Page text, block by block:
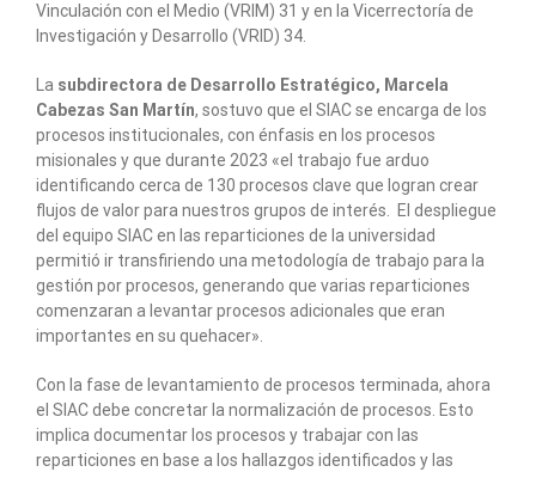
Vinculación con el Medio (VRIM) 31 y en la Vicerrectoría de
Investigación y Desarrollo (VRID) 34.
La subdirectora de Desarrollo Estratégico, Marcela
Cabezas San Martín, sostuvo que el SIAC se encarga de los
procesos institucionales, con énfasis en los procesos
misionales y que durante 2023 «el trabajo fue arduo
identificando cerca de 130 procesos clave que logran crear
flujos de valor para nuestros grupos de interés. El despliegue
del equipo SIAC en las reparticiones de la universidad
permitió ir transfiriendo una metodología de trabajo para la
gestión por procesos, generando que varias reparticiones
comenzaran a levantar procesos adicionales que eran
importantes en su quehacer».
Con la fase de levantamiento de procesos terminada, ahora
el SIAC debe concretar la normalización de procesos. Esto
implica documentar los procesos y trabajar con las
reparticiones en base a los hallazgos identificados y las